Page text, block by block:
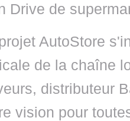
Drive de
AutoStore
de la chaîne
distributeur
vision pour